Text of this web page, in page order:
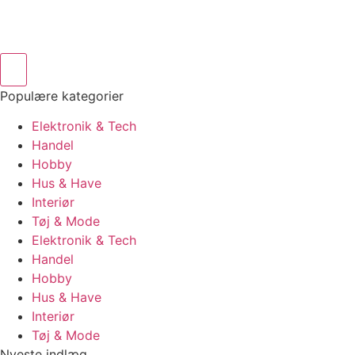
Populære kategorier
Elektronik & Tech
Handel
Hobby
Hus & Have
Interiør
Tøj & Mode
Elektronik & Tech
Handel
Hobby
Hus & Have
Interiør
Tøj & Mode